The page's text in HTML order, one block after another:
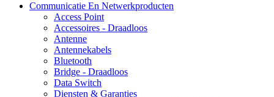
Communicatie En Netwerkproducten
Access Point
Accessoires - Draadloos
Antenne
Antennekabels
Bluetooth
Bridge - Draadloos
Data Switch
Diensten & Garanties